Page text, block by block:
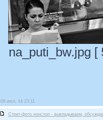
na_puti_bw.jpg
09 июл, 14 23:11
Стрит-фото нонстоп - выкладываем,